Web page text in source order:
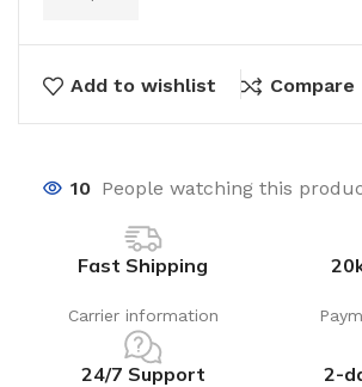
Add to wishlist Compare
10 People watching this
Fast Shipping
Carrier information
24/7 Support 2-